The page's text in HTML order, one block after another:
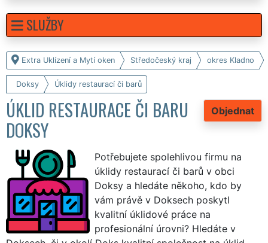
Extra Uklízení a Mytí oken Středočeský kraj okres Kladno
Doksy Úklidy restaurací či barů
Objednat
ÚKLID RESTAURACE ČI BARU
DOKSY
Potřebujete spolehlivou firmu na
úklidy restaurací či barů v obci
Doksy a hledáte někoho, kdo by
vám právě v Doksech poskytl
kvalitní úklidové práce na
profesionální úrovni? Hledáte v
SLUŽBY